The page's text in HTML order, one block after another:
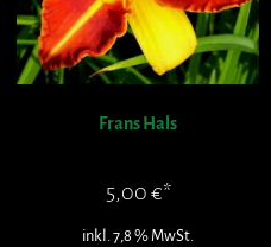
Frans Hals
5,00 €
inkl. 7,8 % MwSt.